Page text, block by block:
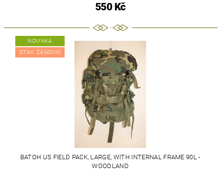
550 Kč
NOVINKA
STAV: ZÁNOVNÍ
BATOH US FIELD PACK, LARGE, WITH INTERNAL FRAME 90L -
WOODLAND